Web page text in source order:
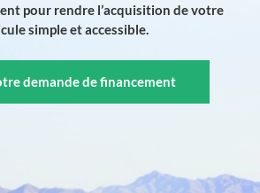
pour rendre l’acquisition de votre
simple et accessible.
demande de financement